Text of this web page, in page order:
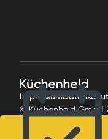
Impressum
© Küchenheld GmbH